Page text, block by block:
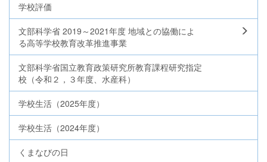
学校評価
文部科学省 2019～2021年度 地域との協働によ
る高等学校教育改革推進事業
文部科学省国立教育政策研究所教育課程研究指定
校（令和２，３年度、水産科）
学校生活（2025年度）
学校生活（2024年度）
くまなびの日